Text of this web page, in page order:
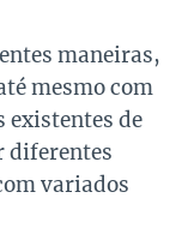
maneiras,
mesmo com
existentes de
diferentes
variados